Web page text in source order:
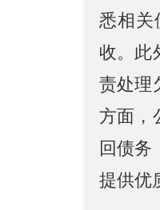
悉相关
收。此
责处理
方面，
回债务
提供优